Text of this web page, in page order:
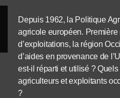
Depuis 1962, la Politique
agricole européen.
d’exploitations, la région
d’aides en provenance de
est-il réparti et utilisé ?
agriculteurs et exploitants
?